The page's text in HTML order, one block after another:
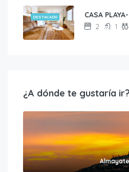
DESTACADO CASA
2 1
¿A dónde te gustaría ir?
Almayate